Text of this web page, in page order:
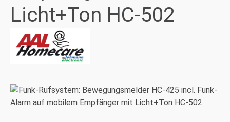
Licht+Ton HC-502
Bildergalerie überspringen